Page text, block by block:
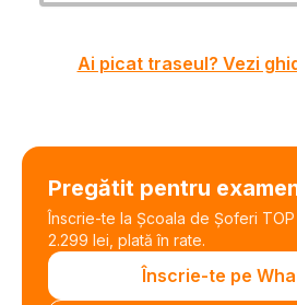
Ai picat traseul? Vezi
Pregătit pentru
Înscrie-te la Școala de Șoferi
2.299 lei, plată în rate.
Înscrie-te pe